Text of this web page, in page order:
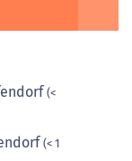
(<
(< 1